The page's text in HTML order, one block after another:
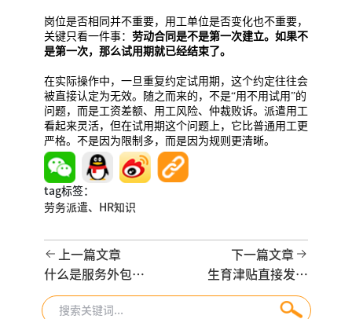
岗位是否相同并不重要，用工单位是否变化也不重要，
关键只看一件事： 劳动合同是不是第一次建立。如果不
是第一次，那么试用期就已经结束了。
在实际操作中，一旦重复约定试用期，这个约定往往会
被直接认定为无效。随之而来的，不是“用不用试用”的
问题，而是工资差额、用工风险、仲裁败诉。派遣用工
看起来灵活，但在试用期这个问题上，它比普通用工更
严格。不是因为限制多，而是因为规则更清晰。
tag标签：
劳务派遣、
HR知识
上一篇文章
什么是服务外包？
ITO，BPO，KPO
这些业务怎么理解
下一篇文章
生育津贴直接发到
个人账户，这笔钱
到底怎么领？会不